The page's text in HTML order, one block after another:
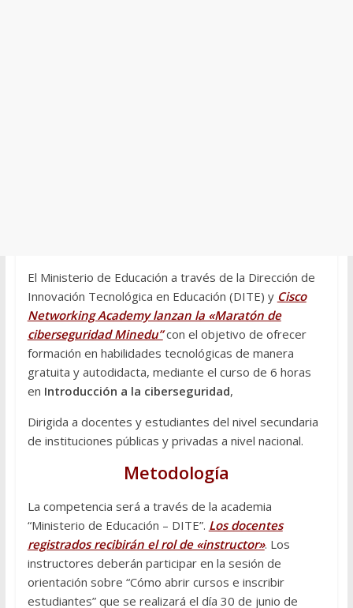
El Ministerio de Educación a través de la Dirección de
Innovación Tecnológica en Educación (DITE) y Cisco
Networking Academy lanzan la «Maratón de
ciberseguridad Minedu”con el objetivo de ofrecer
formación en habilidades tecnológicas de manera
gratuita y autodidacta, mediante el curso de 6 horas
en Introducción a la ciberseguridad,
Dirigida a docentes y estudiantes del nivel secundaria
de instituciones públicas y privadas a nivel nacional.
Metodología
La competencia será a través de la academia
“Ministerio de Educación – DITE”. Los docentes
registrados recibirán el rol de «instructor». Los
instructores deberán participar en la sesión de
orientación sobre “Cómo abrir cursos e inscribir
estudiantes” que se realizará el día 30 de junio de